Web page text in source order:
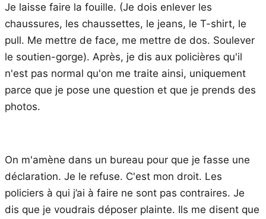
Je laisse faire la fouille. (Je dois enlever les
chaussures, les chaussettes, le jeans, le T-shirt, le
pull. Me mettre de face, me mettre de dos. Soulever
le soutien-gorge). Après, je dis aux policières qu'il
n'est pas normal qu'on me traite ainsi, uniquement
parce que je pose une question et que je prends des
photos.
On m'amène dans un bureau pour que je fasse une
déclaration. Je le refuse. C'est mon droit. Les
policiers à qui j’ai à faire ne sont pas contraires. Je
dis que je voudrais déposer plainte. Ils me disent que